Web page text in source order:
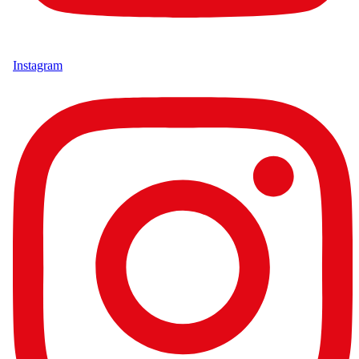
Instagram